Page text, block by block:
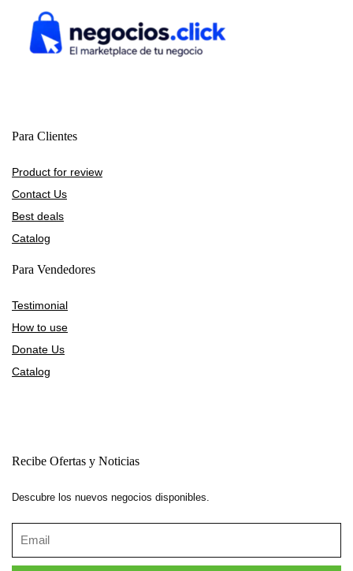
Para Clientes
Product for review
Contact Us
Best deals
Catalog
Para Vendedores
Testimonial
How to use
Donate Us
Catalog
Recibe Ofertas y Noticias
Descubre los nuevos negocios disponibles.